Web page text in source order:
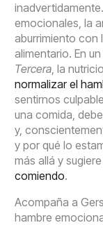
emocionales, la
aburrimiento con
alimentario. En
Tercera, la
normalizar el
sentirnos
una comida,
y,
y por qué lo
más allá y
comiendo.
Acompaña a
hambre